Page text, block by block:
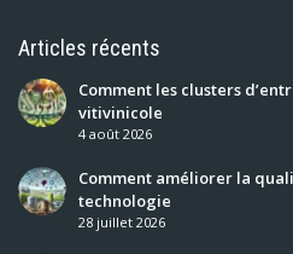
Articles récents
Comment les clusters
vitivinicole
4 août 2026
Comment améliorer la
technologie
28 juillet 2026